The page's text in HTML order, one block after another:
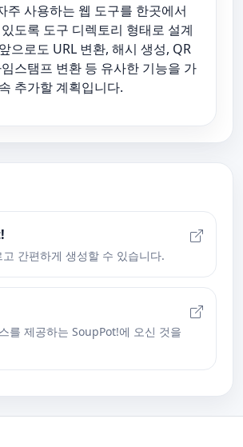
주 사용하는 웹 도구를 한곳에서
도록 도구 디렉토리 형태로 설계
으로도 URL 변환, 해시 생성, QR
스탬프 변환 등 유사한 기능을 가
추가할 계획입니다.
간편하게 생성할 수 있습니다.
를 제공하는 SoupPot!에 오신 것을